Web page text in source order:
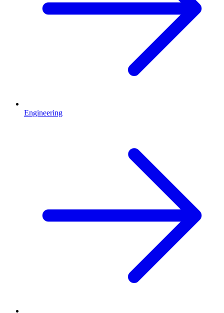
Engineering